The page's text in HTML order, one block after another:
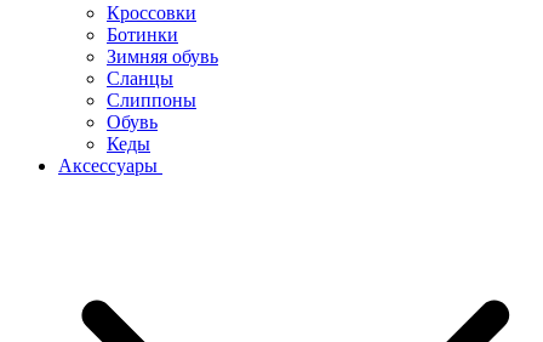
Кроссовки
Ботинки
Зимняя обувь
Сланцы
Слиппоны
Обувь
Кеды
Аксессуары